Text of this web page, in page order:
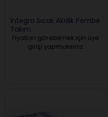
İntegra Sıcak Akrilik Pembe
Takım
Fiyatları görebilmek için üye
girişi yapmalısınız.